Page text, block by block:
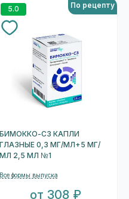
5.0 По рецепту
БИМОККО-СЗ КАПЛИ
ГЛАЗНЫЕ 0,3 МГ/МЛ+5 МГ/
МЛ 2,5 МЛ №1
Все формы выпуска
от 308 ₽